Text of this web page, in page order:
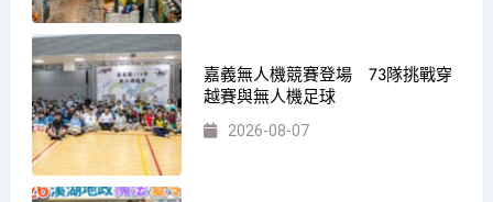
嘉義無人機競賽登場 73隊挑戰穿
越賽與無人機足球
2026-08-07